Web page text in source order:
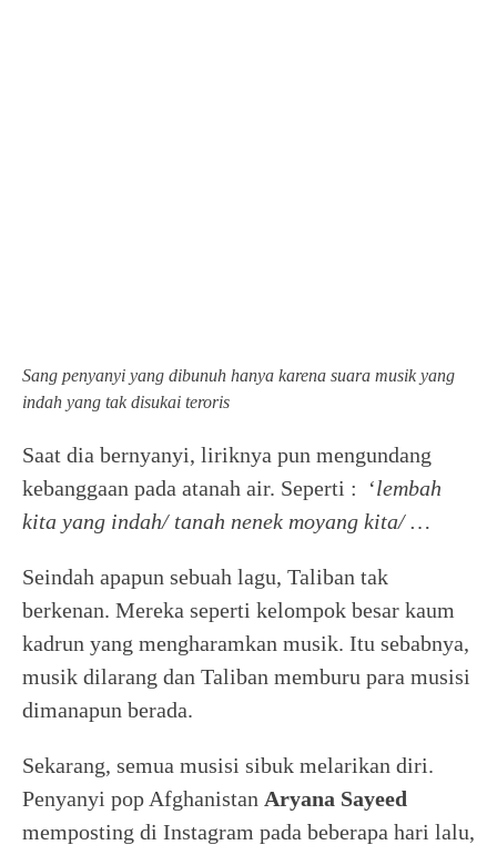
Sang penyanyi yang dibunuh hanya karena suara musik yang
indah yang tak disukai teroris
Saat dia bernyanyi, liriknya pun mengundang
kebanggaan pada atanah air. Seperti : ‘lembah
kita yang indah/ tanah nenek moyang kita/ …
Seindah apapun sebuah lagu, Taliban tak
berkenan. Mereka seperti kelompok besar kaum
kadrun yang mengharamkan musik. Itu sebabnya,
musik dilarang dan Taliban memburu para musisi
dimanapun berada.
Sekarang, semua musisi sibuk melarikan diri.
Penyanyi pop Afghanistan Aryana Sayeed
memposting di Instagram pada beberapa hari lalu,